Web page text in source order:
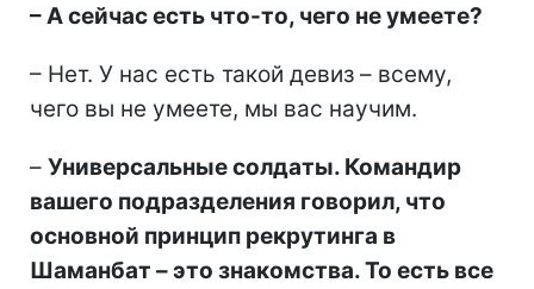
– А сейчас есть что-то, чего не умеете?
– Нет. У нас есть такой девиз – всему,
чего вы не умеете, мы вас научим.
– Универсальные солдаты. Командир
вашего подразделения говорил, что
основной принцип рекрутинга в
Шаманбат – это знакомства. То есть все